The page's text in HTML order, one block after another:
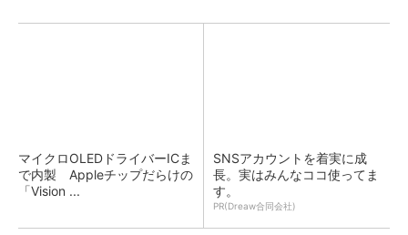
マイクロOLEDドライバーICま
で内製 Appleチップだらけの
「Vision ...
SNSアカウントを着実に成
長。実はみんなココ使ってま
す。
PR(Dreaw合同会社)